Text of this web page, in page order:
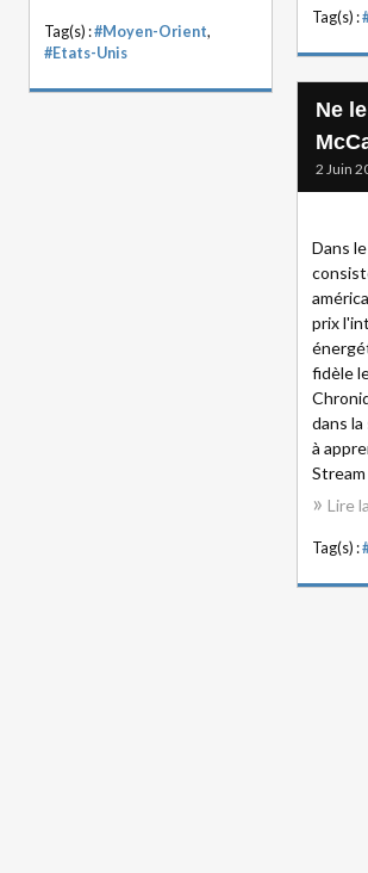
Tag(s) :
Tag(s) :#Moyen-Orient,
#Etats-Unis
Ne
2 Juin
Dans
prix
fidèle
dans
à
Lire
Tag(s) :